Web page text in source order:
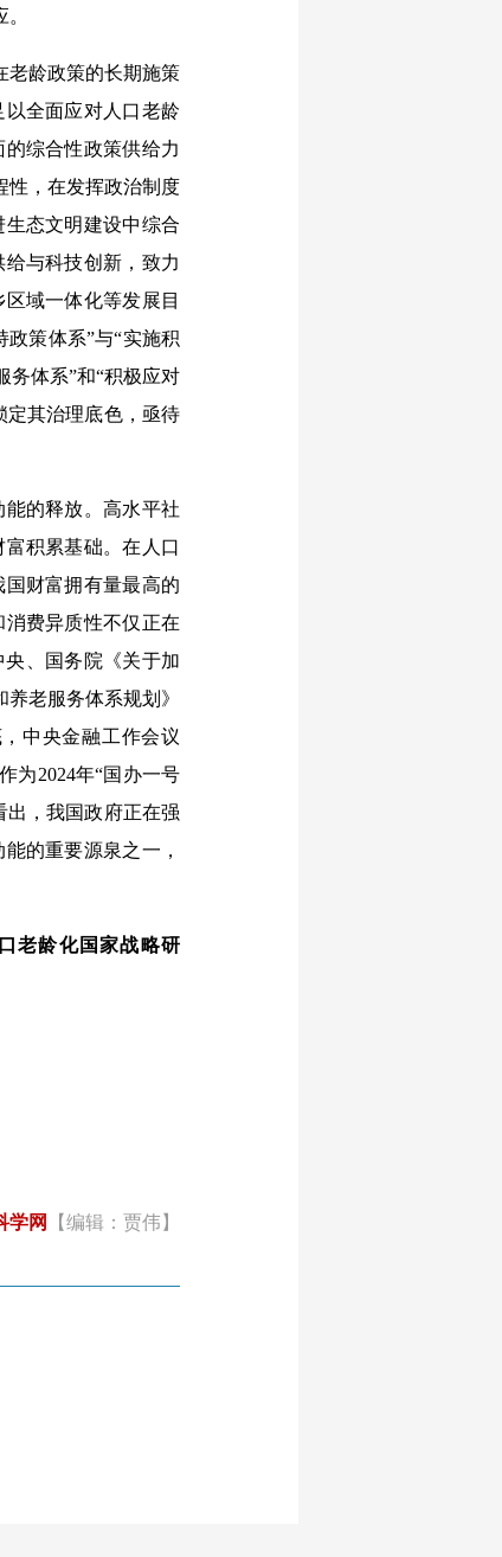
龄政策的长期施策
全面应对人口老龄
综合性政策供给力
性，在发挥政治制度
态文明建设中综合
与科技创新，致力
域一体化等发展目
策体系”与“实施积
务体系”和“积极应对
定其治理底色，亟待
的释放。高水平社
积累基础。在人口
财富拥有量最高的
费异质性不仅正在
、国务院《关于加
老服务体系规划》
中央金融工作会议
为2024年“国办一号
出，我国政府正在强
的重要源泉之一，
老龄化国家战略研
学网 【编辑：贾伟】